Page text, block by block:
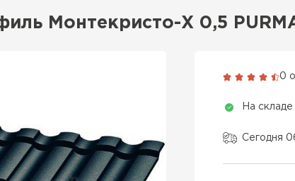
Classic Grand Line
Kamea Grand Line
Монтеррей Grand Line
Монтекристо-X 0,5
0
На складе
Сегодня